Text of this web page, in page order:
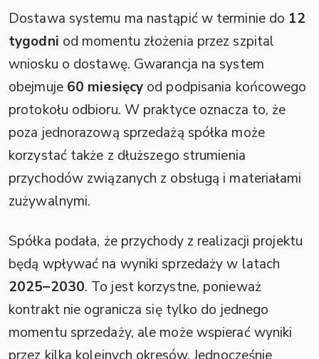
Dostawa systemu ma nastąpić w terminie do 12
tygodni od momentu złożenia przez szpital
wniosku o dostawę. Gwarancja na system
obejmuje 60 miesięcy od podpisania końcowego
protokołu odbioru. W praktyce oznacza to, że
poza jednorazową sprzedażą spółka może
korzystać także z dłuższego strumienia
przychodów związanych z obsługą i materiałami
zużywalnymi.
Spółka podała, że przychody z realizacji projektu
będą wpływać na wyniki sprzedaży w latach
2025–2030. To jest korzystne, ponieważ
kontrakt nie ogranicza się tylko do jednego
momentu sprzedaży, ale może wspierać wyniki